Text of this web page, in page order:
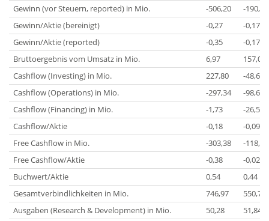
Gewinn (vor Steuern, reported) in Mio.
-506,20
-190,00
Gewinn/Aktie (bereinigt)
-0,27
-0,17
Gewinn/Aktie (reported)
-0,35
-0,17
Bruttoergebnis vom Umsatz in Mio.
6,97
157,02
Cashflow (Investing) in Mio.
227,80
-48,63
Cashflow (Operations) in Mio.
-297,34
-98,65
Cashflow (Financing) in Mio.
-1,73
-26,53
Cashflow/Aktie
-0,18
-0,09
Free Cashflow in Mio.
-303,38
-118,77
Free Cashflow/Aktie
-0,38
-0,02
Buchwert/Aktie
0,54
0,44
Gesamtverbindlichkeiten in Mio.
746,97
550,71
Ausgaben (Research & Development) in Mio.
50,28
51,84